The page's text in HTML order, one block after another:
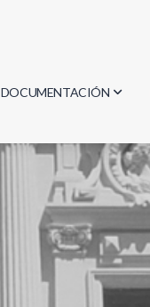
DOCUMENTACIÓN
Actas
Reglamentos
Documentos